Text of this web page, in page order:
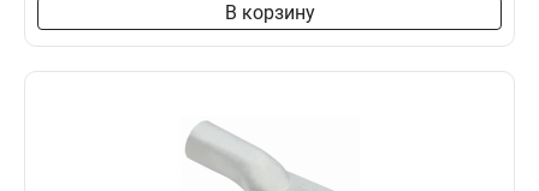
В корзину